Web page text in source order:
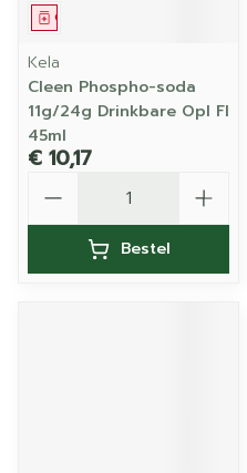
Geneesmiddel
Kela
Cleen Phospho-soda
11g/24g Drinkbare Opl Fl
45ml
€ 10,17
Bestel